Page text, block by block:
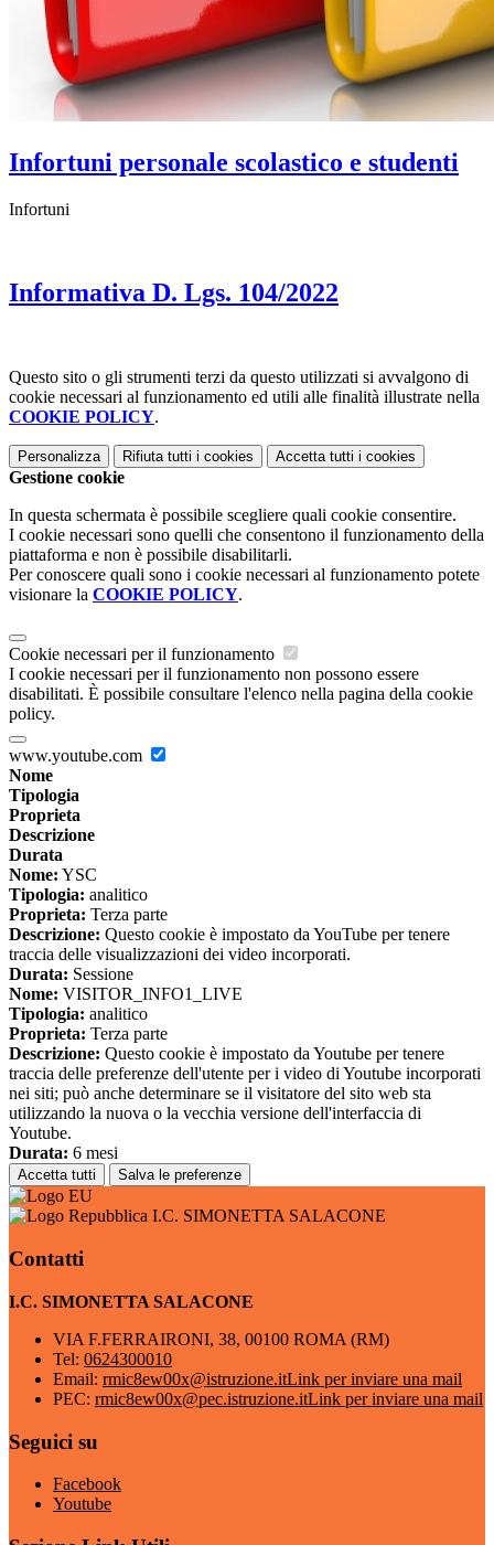
Infortuni personale scolastico e studenti
Infortuni
Informativa D. Lgs. 104/2022
Questo sito o gli strumenti terzi da questo utilizzati si avvalgono di
cookie necessari al funzionamento ed utili alle finalità illustrate nella
COOKIE POLICY.
Personalizza Rifiuta tutti i cookies Accetta tutti i cookies
Gestione cookie
In questa schermata è possibile scegliere quali cookie consentire.
I cookie necessari sono quelli che consentono il funzionamento della
piattaforma e non è possibile disabilitarli.
Per conoscere quali sono i cookie necessari al funzionamento potete
visionare la COOKIE POLICY.
Cookie necessari per il funzionamento
I cookie necessari per il funzionamento non possono essere
disabilitati. È possibile consultare l'elenco nella pagina della cookie
policy.
www.youtube.com
Nome
Tipologia
Proprieta
Descrizione
Durata
Nome: YSC
Tipologia: analitico
Proprieta: Terza parte
Descrizione: Questo cookie è impostato da YouTube per tenere
traccia delle visualizzazioni dei video incorporati.
Durata: Sessione
Nome: VISITOR_INFO1_LIVE
Tipologia: analitico
Proprieta: Terza parte
Descrizione: Questo cookie è impostato da Youtube per tenere
traccia delle preferenze dell'utente per i video di Youtube incorporati
nei siti; può anche determinare se il visitatore del sito web sta
utilizzando la nuova o la vecchia versione dell'interfaccia di
Youtube.
Durata: 6 mesi
Accetta tutti Salva le preferenze
I.C. SIMONETTA SALACONE
Contatti
I.C. SIMONETTA SALACONE
VIA F.FERRAIRONI, 38, 00100 ROMA (RM)
Tel: 0624300010
Email: rmic8ew00x@istruzione.itLink per inviare una mail
PEC: rmic8ew00x@pec.istruzione.itLink per inviare una mail
Seguici su
Facebook
Youtube